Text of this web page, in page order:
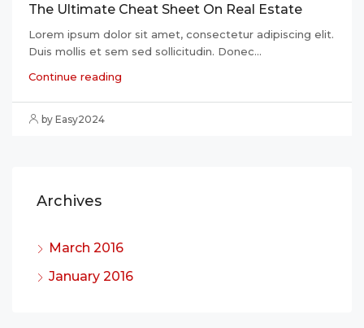
The Ultimate Cheat Sheet On Real Estate
Lorem ipsum dolor sit amet, consectetur adipiscing elit.
Duis mollis et sem sed sollicitudin. Donec...
Continue reading
by Easy2024
Archives
March 2016
January 2016